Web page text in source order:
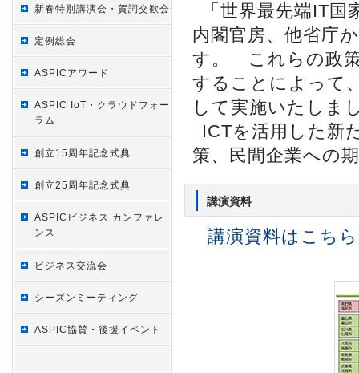
新春特別講演会・賀詞交歓会
定例総会
ASPICアワード
ASPIC IoT・クラウドフォー
ラム
創立15周年記念式典
創立25周年記念式典
ASPICビジネス カンファレ
ンス
ビジネス交流会
シーズンミーティング
ASPIC協賛・後援イベント
「世界最先端IT
内閣官房、他省庁
す。 これらの政
することによって
して実施いたしま
ICTを活用した新
策、民間企業への
講演資料
講演資料はこち